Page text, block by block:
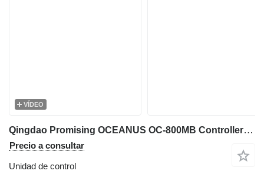
VÍDEO
Qingdao Promising OCEANUS OC-800MB Controller for Loader unidad de control para China wheel loaders cargadora de ruedas
Precio a consultar
Unidad de control